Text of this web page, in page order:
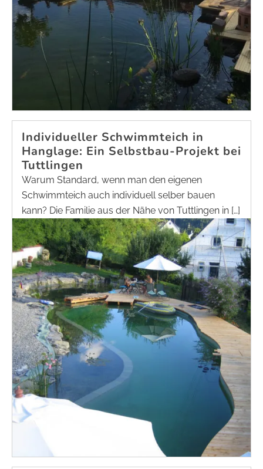
Individueller Schwimmteich in
Hanglage: Ein Selbstbau-Projekt bei
Tuttlingen
Warum Standard, wenn man den eigenen
Schwimmteich auch individuell selber bauen
kann? Die Familie aus der Nähe von Tuttlingen in […]